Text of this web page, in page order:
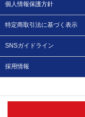
個人情報保護方針
特定商取引法に基づく表示
SNSガイドライン
採用情報